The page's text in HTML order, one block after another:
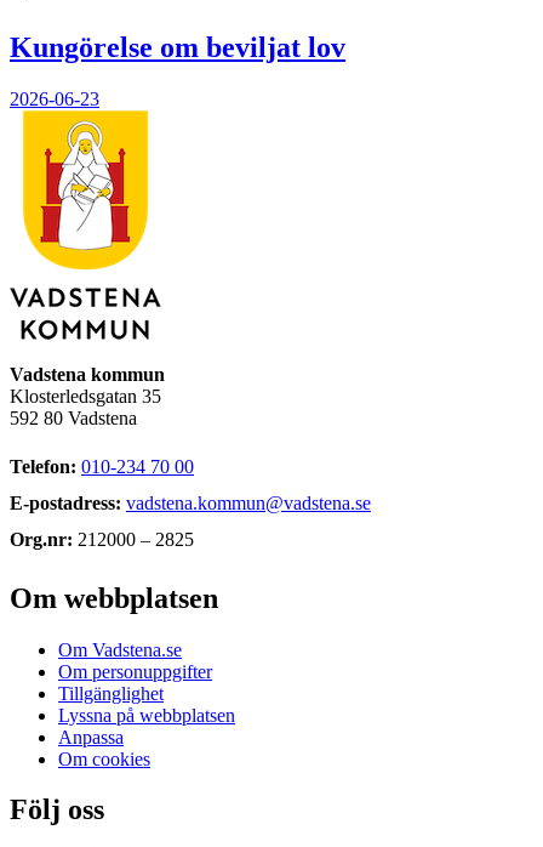
Kungörelse om beviljat lov
2026-06-23
Vadstena kommun
Klosterledsgatan 35
592 80 Vadstena
Telefon: 010-234 70 00
E-postadress: vadstena.kommun@vadstena.se
Org.nr: 212000 – 2825
Om webbplatsen
Om Vadstena.se
Om personuppgifter
Tillgänglighet
Lyssna på webbplatsen
Anpassa
Om cookies
Följ oss